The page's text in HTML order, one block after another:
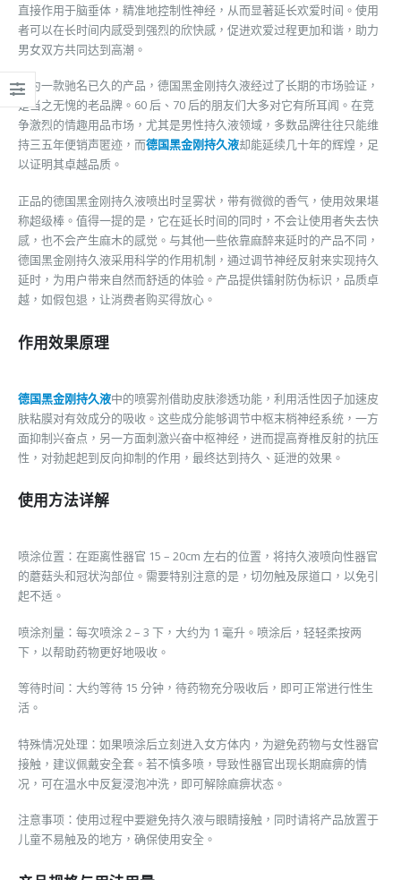
直接作用于脑垂体，精准地控制性神经，从而显著延长欢爱时间。使用
者可以在长时间内感受到强烈的欣快感，促进欢爱过程更加和谐，助力
男女双方共同达到高潮。
作为一款驰名已久的产品，德国黑金刚持久液经过了长期的市场验证，
是当之无愧的老品牌。60 后、70 后的朋友们大多对它有所耳闻。在竞
争激烈的情趣用品市场，尤其是男性持久液领域，多数品牌往往只能维
持三五年便销声匿迹，而德国黑金刚持久液却能延续几十年的辉煌，足
以证明其卓越品质。
正品的德国黑金刚持久液喷出时呈雾状，带有微微的香气，使用效果堪
称超级棒。值得一提的是，它在延长时间的同时，不会让使用者失去快
感，也不会产生麻木的感觉。与其他一些依靠麻醉来延时的产品不同，
德国黑金刚持久液采用科学的作用机制，通过调节神经反射来实现持久
延时，为用户带来自然而舒适的体验。产品提供镭射防伪标识，品质卓
越，如假包退，让消费者购买得放心。
作用效果原理
德国黑金刚持久液中的喷雾剂借助皮肤渗透功能，利用活性因子加速皮
肤粘膜对有效成分的吸收。这些成分能够调节中枢末梢神经系统，一方
面抑制兴奋点，另一方面刺激兴奋中枢神经，进而提高脊椎反射的抗压
性，对勃起起到反向抑制的作用，最终达到持久、延泄的效果。
使用方法详解
喷涂位置：在距离性器官 15 – 20cm 左右的位置，将持久液喷向性器官
的蘑菇头和冠状沟部位。需要特别注意的是，切勿触及尿道口，以免引
起不适。
喷涂剂量：每次喷涂 2 – 3 下，大约为 1 毫升。喷涂后，轻轻柔按两
下，以帮助药物更好地吸收。
等待时间：大约等待 15 分钟，待药物充分吸收后，即可正常进行性生
活。
特殊情况处理：如果喷涂后立刻进入女方体内，为避免药物与女性器官
接触，建议佩戴安全套。若不慎多喷，导致性器官出现长期麻痹的情
况，可在温水中反复浸泡冲洗，即可解除麻痹状态。
注意事项：使用过程中要避免持久液与眼睛接触，同时请将产品放置于
儿童不易触及的地方，确保使用安全。